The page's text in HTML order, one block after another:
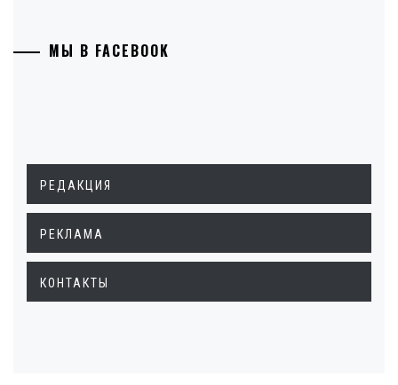
МЫ В FACEBOOK
РЕДАКЦИЯ
РЕКЛАМА
КОНТАКТЫ